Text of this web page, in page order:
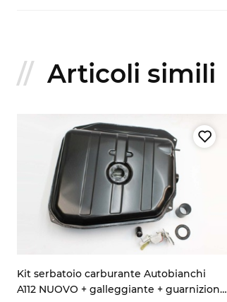
Articoli simili
Kit serbatoio carburante Autobianchi
A112 NUOVO + galleggiante + guarnizione